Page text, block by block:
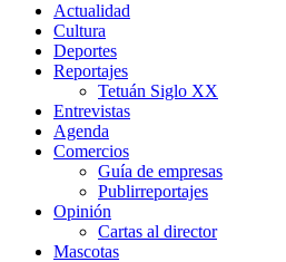
Actualidad
Cultura
Deportes
Reportajes
Tetuán Siglo XX
Entrevistas
Agenda
Comercios
Guía de empresas
Publirreportajes
Opinión
Cartas al director
Mascotas